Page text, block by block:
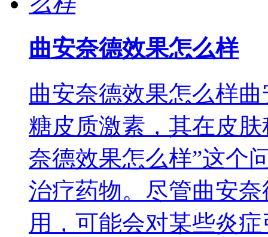
曲安奈德效果怎么样
曲安奈德效果怎么样
糖皮质激素，其在皮
奈德效果怎么样”这个
治疗药物。尽管曲安
用，可能会对某些炎